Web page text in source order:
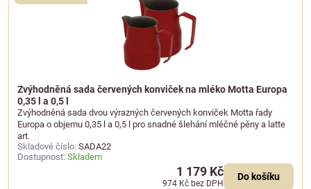
Zvýhodněná sada červených konviček na mléko Motta Europa
0,35 l a 0,5 l
Zvýhodněná sada dvou výrazných červených konviček Motta řady
Europa o objemu 0,35 l a 0,5 l pro snadné šlehání mléčné pěny a latte
art.
Skladové číslo: SADA22
Dostupnost: Skladem
1 179 Kč
974 Kč bez DPH
Do košíku